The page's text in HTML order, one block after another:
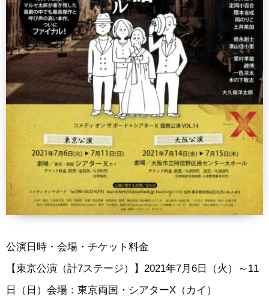
公演日時・会場・チケット料金
【東京公演（計7ステージ）】2021年7月6日（火）～11
日（日）会場：東京両国・シアターX（カイ）